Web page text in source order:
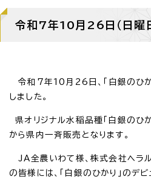
令和7年10月26日（日曜
令和7年10月26日、「白銀のひか
しました。
県オリジナル水稲品種「白銀のひ
から県内一斉販売となります。
JA全農いわて様、株式会社ヘラ
の皆様には、「白銀のひかり」のデ